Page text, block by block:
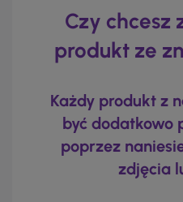
Czy chcesz
produkt ze
Każdy produkt z
być dodatkowo
poprzez
zdjęcia